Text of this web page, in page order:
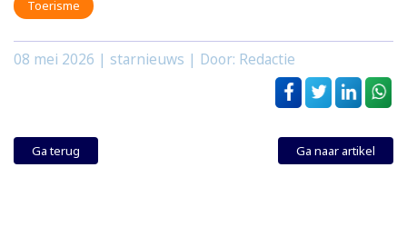
Toerisme
08 mei 2026 | starnieuws | Door: Redactie
Ga terug Ga naar artikel